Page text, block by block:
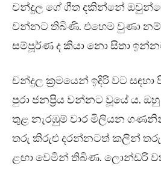
චන්දුල ගේ ගීත දකින්නේ
වන්නට තිබිණි. එහෙම වුණා
සම්පූර්ණ ද කියා නො සිතා
චන්දුල ක්‍රමයෙන් ඉදිරි වට
පුරා ජනප්‍රිය වන්නට වූයේ ය.
තුළ නැරඹුම් වාර මිලියන
තරු කිරුළු දරන්නටත් කලින් තරු
ළඟා වෙමින් තිබිණ. ලොන්ඩරි